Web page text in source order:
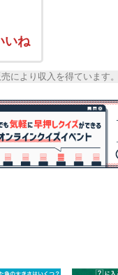
いね
により収入を得ています。